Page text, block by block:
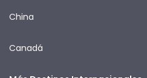
China
Canadá